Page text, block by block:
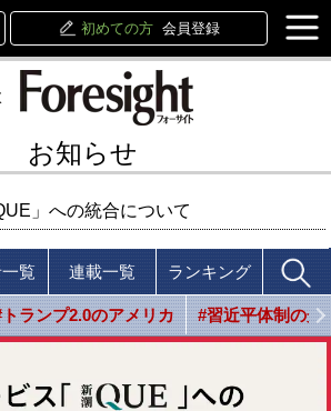
初めての方 会員登録
お知らせ
」への統合について
覧 連載一覧 ランキング
ランプ2.0のアメリカ #習近平体制の光